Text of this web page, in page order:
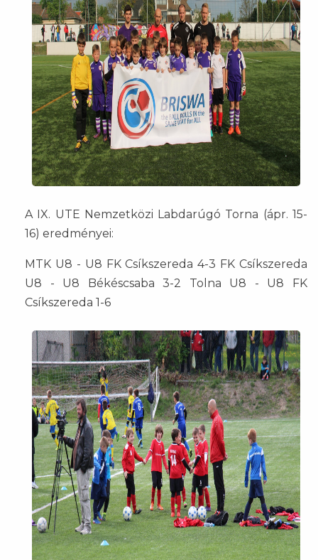
A IX. UTE Nemzetközi Labdarúgó Torna (ápr. 15-
16) eredményei:
MTK U8 - U8 FK Csíkszereda 4-3 FK Csíkszereda
U8 - U8 Békéscsaba 3-2 Tolna U8 - U8 FK
Csíkszereda 1-6